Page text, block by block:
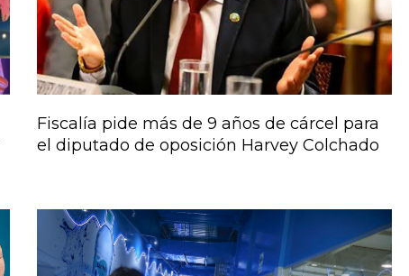
Fiscalía pide más de 9 años de cárcel para
el diputado de oposición Harvey Colchado